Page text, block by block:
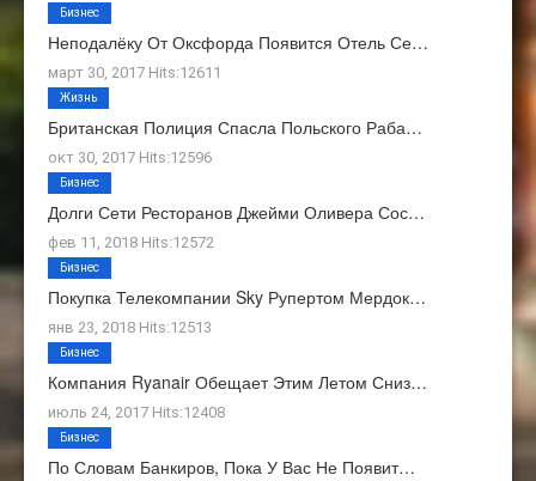
Неподалёку От Оксфорда Появится Отель Се…
март 30, 2017 Hits:12611
Бизнес
Британская Полиция Спасла Польского Раба…
окт 30, 2017 Hits:12596
Жизнь
Долги Сети Ресторанов Джейми Оливера Сос…
фев 11, 2018 Hits:12572
Бизнес
Покупка Телекомпании Sky Рупертом Мердок…
янв 23, 2018 Hits:12513
Бизнес
Компания Ryanair Обещает Этим Летом Сниз…
июль 24, 2017 Hits:12408
Бизнес
По Словам Банкиров, Пока У Вас Не Появит…
Бизнес